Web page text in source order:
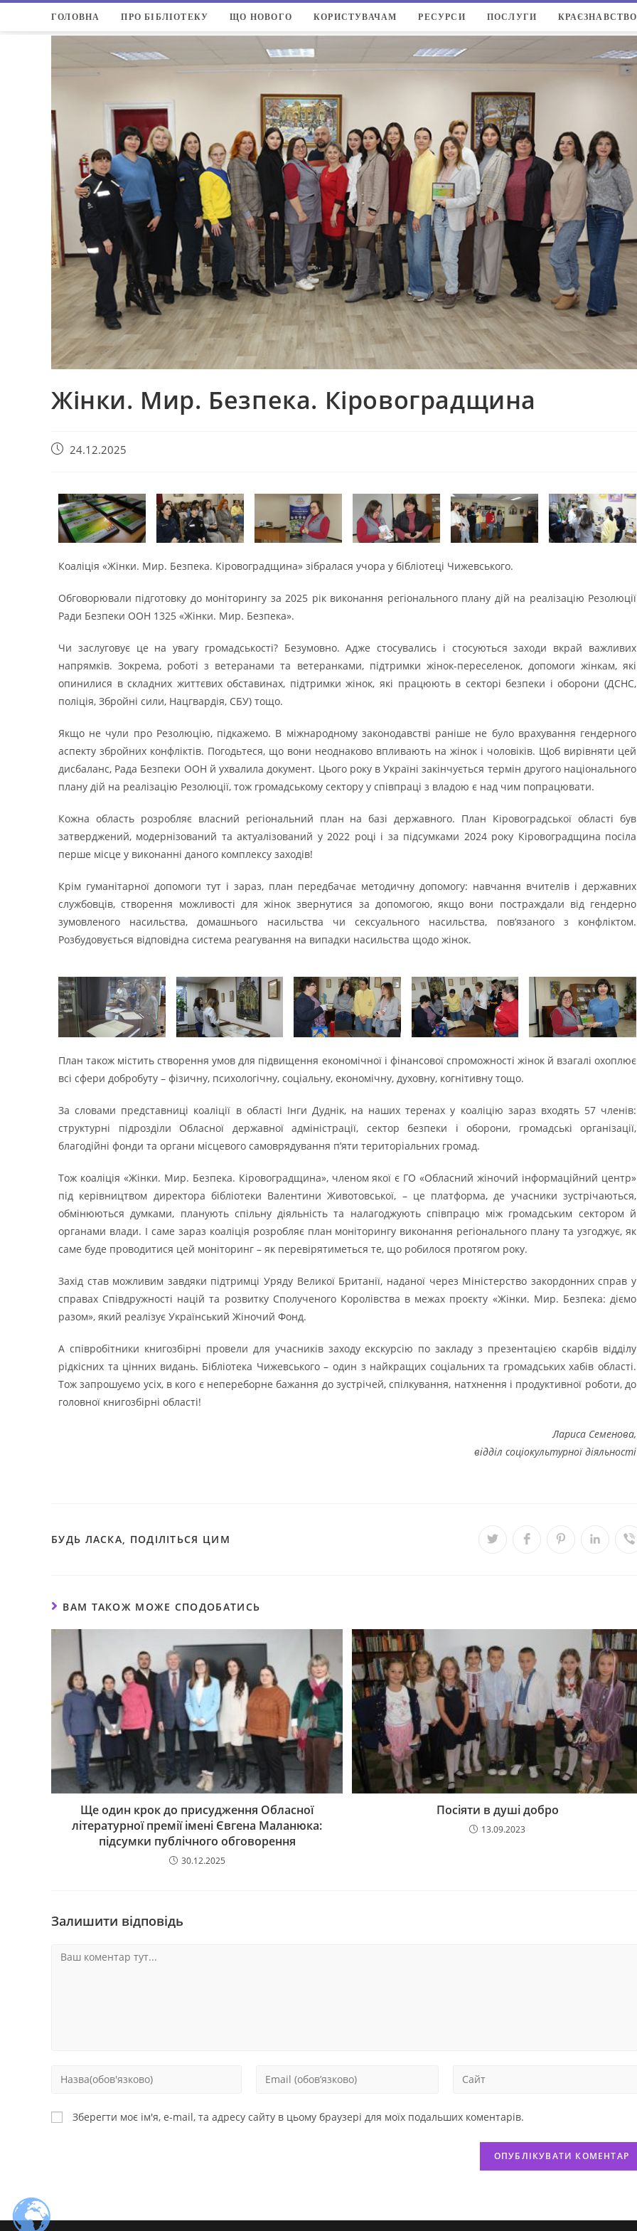
ГОЛОВНА ПРО БІБЛІОТЕКУ ЩО НОВОГО КОРИСТУВАЧАМ РЕСУРСИ ПОСЛУГИ КРАЄЗНАВСТВО
Жінки. Мир. Безпека. Кіровоградщина
24.12.2025
Коаліція «Жінки. Мир. Безпека. Кіровоградщина» зібралася учора у бібліотеці Чижевського.
Обговорювали підготовку до моніторингу за 2025 рік виконання регіонального плану дій на реалізацію Резолюції
Ради Безпеки ООН 1325 «Жінки. Мир. Безпека».
Чи заслуговує це на увагу громадськості? Безумовно. Адже стосувались і стосуються заходи вкрай важливих
напрямків. Зокрема, роботі з ветеранами та ветеранками, підтримки жінок-переселенок, допомоги жінкам, які
опинилися в складних життєвих обставинах, підтримки жінок, які працюють в секторі безпеки і оборони (ДСНС,
поліція, Збройні сили, Нацгвардія, СБУ) тощо.
Якщо не чули про Резолюцію, підкажемо. В міжнародному законодавстві раніше не було врахування гендерного
аспекту збройних конфліктів. Погодьтеся, що вони неоднаково впливають на жінок і чоловіків. Щоб вирівняти цей
дисбаланс, Рада Безпеки ООН й ухвалила документ. Цього року в Україні закінчується термін другого національного
плану дій на реалізацію Резолюції, тож громадському сектору у співпраці з владою є над чим попрацювати.
Кожна область розробляє власний регіональний план на базі державного. План Кіровоградської області був
затверджений, модернізований та актуалізований у 2022 році і за підсумками 2024 року Кіровоградщина посіла
перше місце у виконанні даного комплексу заходів!
Крім гуманітарної допомоги тут і зараз, план передбачає методичну допомогу: навчання вчителів і державних
службовців, створення можливості для жінок звернутися за допомогою, якщо вони постраждали від гендерно
зумовленого насильства, домашнього насильства чи сексуального насильства, пов’язаного з конфліктом.
Розбудовується відповідна система реагування на випадки насильства щодо жінок.
План також містить створення умов для підвищення економічної і фінансової спроможності жінок й взагалі охоплює
всі сфери добробуту – фізичну, психологічну, соціальну, економічну, духовну, когнітивну тощо.
За словами представниці коаліції в області Інги Дуднік, на наших теренах у коаліцію зараз входять 57 членів:
структурні підрозділи Обласної державної адміністрації, сектор безпеки і оборони, громадські організації,
благодійні фонди та органи місцевого самоврядування п’яти територіальних громад.
Тож коаліція «Жінки. Мир. Безпека. Кіровоградщина», членом якої є ГО «Обласний жіночий інформаційний центр»
під керівництвом директора бібліотеки Валентини Животовської, – це платформа, де учасники зустрічаються,
обмінюються думками, планують спільну діяльність та налагоджують співпрацю між громадським сектором й
органами влади. І саме зараз коаліція розробляє план моніторингу виконання регіонального плану та узгоджує, як
саме буде проводитися цей моніторинг – як перевірятиметься те, що робилося протягом року.
Захід став можливим завдяки підтримці Уряду Великої Британії, наданої через Міністерство закордонних справ у
справах Співдружності націй та розвитку Сполученого Королівства в межах проєкту «Жінки. Мир. Безпека: діємо
разом», який реалізує Український Жіночий Фонд.
А співробітники книгозбірні провели для учасників заходу екскурсію по закладу з презентацією скарбів відділу
рідкісних та цінних видань. Бібліотека Чижевського – один з найкращих соціальних та громадських хабів області.
Тож запрошуємо усіх, в кого є непереборне бажання до зустрічей, спілкування, натхнення і продуктивної роботи, до
головної книгозбірні області!
Лариса Семенова,
відділ соціокультурної діяльності
БУДЬ ЛАСКА, ПОДІЛІТЬСЯ ЦИМ
ВАМ ТАКОЖ МОЖЕ СПОДОБАТИСЬ
Ще один крок до присудження Обласної
літературної премії імені Євгена Маланюка:
підсумки публічного обговорення
30.12.2025
Посіяти в душі добро
13.09.2023
Залишити відповідь
Зберегти моє ім'я, e-mail, та адресу сайту в цьому браузері для моїх подальших коментарів.